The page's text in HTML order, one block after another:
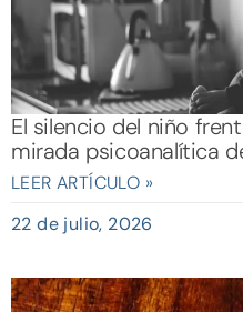
El silencio del niño
mirada psicoanalítica
LEER ARTÍCULO »
22 de julio, 2026